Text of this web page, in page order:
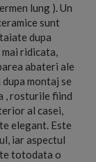
lung ). Un
sunt
dupa
ridicata,
abateri ale
montaj se
, rosturile fiind
al casei,
elegant. Este
iar aspectul
totodata o